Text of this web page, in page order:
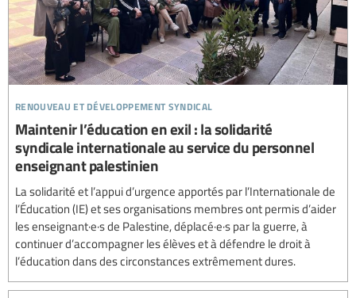
renouveau et développement syndical
Maintenir l’éducation en exil : la solidarité
syndicale internationale au service du personnel
enseignant palestinien
La solidarité et l’appui d’urgence apportés par l’Internationale de
l’Éducation (IE) et ses organisations membres ont permis d’aider
les enseignant·e·s de Palestine, déplacé·e·s par la guerre, à
continuer d’accompagner les élèves et à défendre le droit à
l’éducation dans des circonstances extrêmement dures.